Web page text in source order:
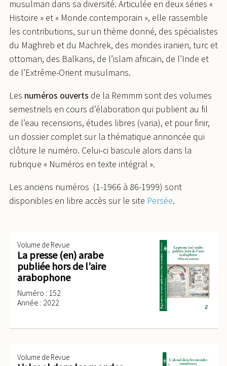
musulman dans sa diversité. Articulée en deux séries «
Histoire » et « Monde contemporain », elle rassemble
les contributions, sur un thème donné, des spécialistes
du Maghreb et du Machrek, des mondes iranien, turc et
ottoman, des Balkans, de l’islam africain, de l’Inde et
de l’Extrême-Orient musulmans.
Les numéros ouverts de la Remmm sont des volumes
semestriels en cours d’élaboration qui publient au fil
de l’eau recensions, études libres (varia), et pour finir,
un dossier complet sur la thématique annoncée qui
clôture le numéro. Celui-ci bascule alors dans la
rubrique « Numéros en texte intégral ».
Les anciens numéros (1-1966 à 86-1999) sont
disponibles en libre accès sur le site Persée.
Volume de Revue
La presse (en) arabe
publiée hors de l’aire
arabophone
Numéro : 152
Année : 2022
Volume de Revue